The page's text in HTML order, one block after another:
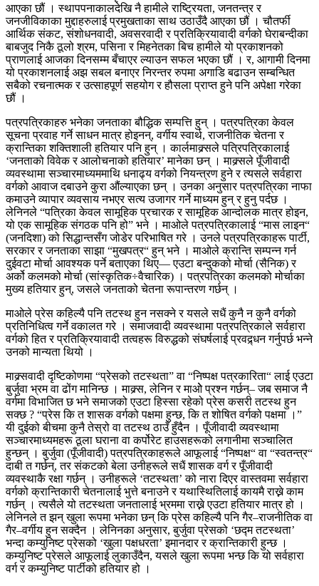
आएका छौं । स्थापपनाकालदेखि नै हामीले राष्ट्रियता, जनतन्त्र र
जनजीविकाका मुद्दाहरुलाई प्रमुखताका साथ उठाउँदै आएका छौं । चौतर्फी
आर्थिक संकट, संशोधनवादी, अवसरवादी र प्रतिक्रियावादी वर्गको घेराबन्दीका
बाबजुद निकै ठूलो श्रम, पसिना र मिहनेतका बिच हामीले यो प्रकाशनको
प्राणलाई आजका दिनसम्म बँचाएर ल्याउन सफल भएका छौं । र, आगामी दिनमा
यो प्रकाशनलाई अझ सबल बनाएर निरन्तर रुपमा अगाडि बढाउन सम्बन्धित
सबैको रचनात्मक र उत्साहपूर्ण सहयोग र हौसला प्राप्त हुने पनि अपेक्षा गरेका
छौं ।
पत्रपत्रिकाहरु भनेका जनताका बौद्धिक सम्पत्ति हुन् । पत्रपत्रिका केवल
सूचना प्रवाह गर्ने साधन मात्र होइनन्, वर्गीय स्वार्थ, राजनीतिक चेतना र
क्रान्तिका शक्तिशाली हतियार पनि हुन् । कार्लमाक्र्सले पत्रिपत्रिकालाई
‘जनताको विवेक र आलोचनाको हतियार’ मानेका छन् । माक्र्सले पूँजीवादी
व्यवस्थामा सञ्चारमाध्यममाथि धनाढ्य वर्गको नियन्त्रण हुने र त्यसले सर्वहारा
वर्गको आवाज दबाउने कुरा औंल्याएका छन् । उनका अनुसार पत्रपत्रिका नाफा
कमाउने व्यापार व्यवसाय नभएर सत्य उजागर गर्ने माध्यम हुन् र हुनु पर्दछ ।
लेनिनले “पत्रिका केवल सामूहिक प्रचारक र सामूहिक आन्दोलक मात्र होइन,
यो एक सामूहिक संगठक पनि हो” भने । माओले पत्रपत्रिकालाई “मास लाइन“
(जनदिशा) को सिद्धान्तसँग जोडेर परिभाषित गरे । उनले पत्रपत्रिकाहरू पार्टी,
सरकार र जनताका साझा “मुखपत्र“ हुन् भने । माओले क्रान्ति सम्पन्न गर्न
दुईवटा मोर्चा आवश्यक पर्ने बताएका थिए— एउटा बन्दुकको मोर्चा (सैनिक) र
अर्को कलमको मोर्चा (सांस्कृतिक÷वैचारिक) । पत्रपत्रिका कलमको मोर्चाका
मुख्य हतियार हुन्, जसले जनताको चेतना रूपान्तरण गर्छन् ।
माओले प्रेस कहिल्यै पनि तटस्थ हुन नसक्ने र यसले सधैं कुनै न कुनै वर्गको
प्रतिनिधित्व गर्ने वकालत गरे । समाजवादी व्यवस्थामा पत्रपत्रिकाले सर्वहारा
वर्गको हित र प्रतिक्रियावादी तत्वहरू विरुद्धको संघर्षलाई प्रवद्र्धन गर्नुपर्छ भन्ने
उनको मान्यता थियो ।
माक्र्सवादी दृष्टिकोणमा “प्रेसको तटस्थता” वा “निष्पक्ष पत्रकारिता“ लाई एउटा
बुर्जुवा भ्रम वा ढोंग मानिन्छ । माक्र्स, लेनिन र माओे प्रश्न गर्छन्– जब समाज नै
वर्गमा विभाजित छ भने समाजको एउटा हिस्सा रहेको प्रेस कसरी तटस्थ हुन
सक्छ ? “प्रेस कि त शासक वर्गको पक्षमा हुन्छ, कि त शोषित वर्गको पक्षमा ।”
यी दुईको बीचमा कुनै तेस्रो वा तटस्थ ठाउँ हुँदैन । पूँजीवादी व्यवस्थामा
सञ्चारमाध्यमहरू ठूला घराना वा कर्पोरेट हाउसहरूको लगानीमा सञ्चालित
हुन्छन् । बुर्जुवा (पूँजीवादी) पत्रपत्रिकाहरूले आफूलाई “निष्पक्ष“ वा “स्वतन्त्र“
दाबी त गर्छन्, तर संकटको बेला उनीहरूले सधैं शासक वर्ग र पूँजीवादी
व्यवस्थाकै रक्षा गर्छन् । उनीहरूले ‘तटस्थता’ को नारा दिएर वास्तवमा सर्वहारा
वर्गको क्रान्तिकारी चेतनालाई भुत्ते बनाउने र यथास्थितिलाई कायमै राख्ने काम
गर्छन् । त्यसैले यो तटस्थता जनतालाई भ्रममा राख्ने एउटा हतियार मात्र हो ।
लेनिनले त झन् खुला रूपमा भनेका छन् कि प्रेस कहिल्यै पनि गैर–राजनीतिक वा
गैर–वर्गीय हुन सक्दैन । लेनिनका अनुसार, बुर्जुवा प्रेसको ‘छद्म तटस्थता’
भन्दा कम्युनिष्ट प्रेसको ‘खुला पक्षधरता’ इमानदार र क्रान्तिकारी हुन्छ ।
कम्युनिष्ट प्रेसले आफूलाई लुकाउँदैन, यसले खुला रूपमा भन्छ कि यो सर्वहारा
वर्ग र कम्युनिष्ट पार्टीको हतियार हो ।